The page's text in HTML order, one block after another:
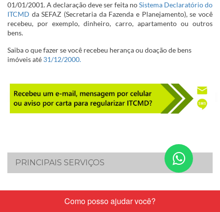
nos
pelo
01/01/2001. A declaração deve ser feita noSistema Declaratório do
ITCMD da SEFAZ (Secretaria da Fazenda e Planejamento), se você
recebeu, por exemplo, dinheiro, carro, apartamento ou outros
bens.
Saiba o que fazer se você recebeu herança ou doação de bens
imóveis até 31/12/2000.
​PRINCIPAIS SERVIÇOS